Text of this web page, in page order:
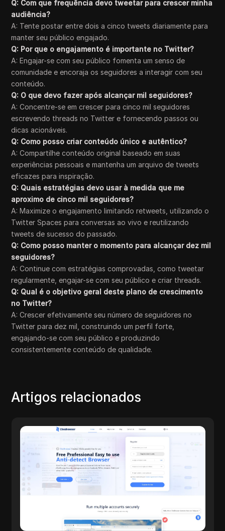
Q: Com que frequência devo tweetar para crescer minha
audiência?
A: Tente postar entre dois a cinco tweets diariamente para
manter seu público engajado.
Q: Por que o engajamento é importante no Twitter?
A: Engajar-se com seu público fomenta um senso de
comunidade e encoraja os seguidores a interagir com seu
conteúdo.
Q: O que devo fazer após alcançar mil seguidores?
A: Concentre-se em crescer para cinco mil seguidores
escrevendo threads no Twitter e fornecendo passos ou
dicas acionáveis.
Q: Como posso criar conteúdo único e autêntico?
A: Compartilhe conteúdo original baseado em suas
experiências pessoais e mantenha um arquivo de tweets
eficazes para inspiração.
Q: Quais estratégias devo usar à medida que me
aproximo de cinco mil seguidores?
A: Maximize o engajamento limitando retweets, utilizando o
Twitter Spaces para conversas ao vivo e reutilizando
tweets de sucesso do passado.
Q: Como posso manter o momento para alcançar dez mil
seguidores?
A: Continue com estratégias comprovadas, como tweetar
regularmente, engajar-se com seu público e criar threads.
Q: Qual é o objetivo geral deste plano de crescimento
no Twitter?
A: Crescer efetivamente seu número de seguidores no
Twitter para dez mil, construindo um perfil forte,
engajando-se com seu público e produzindo
consistentemente conteúdo de qualidade.
Artigos relacionados